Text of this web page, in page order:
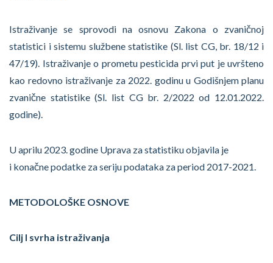
Istraživanje se sprovodi na osnovu Zakona o zvaničnoj
statistici i sistemu službene statistike (Sl. list CG, br. 18/12 i
47/19). Istraživanje o prometu pesticida prvi put je uvršteno
kao redovno istraživanje za 2022. godinu u Godišnjem planu
zvanične statistike (Sl. list CG br. 2/2022 od 12.01.2022.
godine).
U aprilu 2023. godine Uprava za statistiku objavila je
i konačne podatke za seriju podataka za period 2017-2021.
METODOLOŠKE OSNOVE
Cilj I svrha istraživanja